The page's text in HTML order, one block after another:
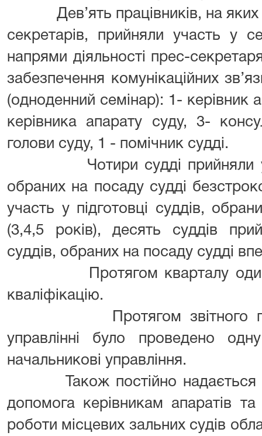
Дев’ять працівників, на яких
секретарів, прийняли участь у
напрями діяльності прес-
забезпечення комунікаційних
(одноденний семінар): 1- керівник
керівника апарату суду, 3-
голови суду, 1 - помічник судді.
Чотири судді прийняли
обраних на посаду судді
участь у підготовці суддів,
(3,4,5 років), десять суддів
суддів, обраних на посаду судді
Протягом кварталу один
кваліфікацію.
Протягом звітного
управлінні було проведено
начальникові управління.
Також постійно надається
допомога керівникам апаратів
роботи місцевих зальних судів